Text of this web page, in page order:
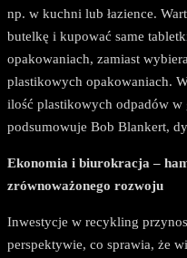
np. w kuchni lub łazience.
butelkę i kupować same
opakowaniach, zamiast
plastikowych opakowaniach.
ilość plastikowych odpadów w
podsumowuje Bob Blankert,
Ekonomia i biurokracja –
zrównoważonego rozwoju
Inwestycje w recykling
perspektywie, co sprawia, że